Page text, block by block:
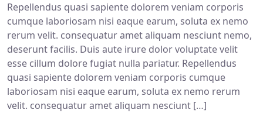
Repellendus quasi sapiente dolorem veniam corporis
cumque laboriosam nisi eaque earum, soluta ex nemo
rerum velit. consequatur amet aliquam nesciunt nemo,
deserunt facilis. Duis aute irure dolor voluptate velit
esse cillum dolore fugiat nulla pariatur. Repellendus
quasi sapiente dolorem veniam corporis cumque
laboriosam nisi eaque earum, soluta ex nemo rerum
velit. consequatur amet aliquam nesciunt […]